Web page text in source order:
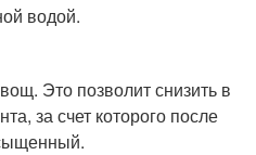
водой.
Это позволит снизить в
за счет которого после